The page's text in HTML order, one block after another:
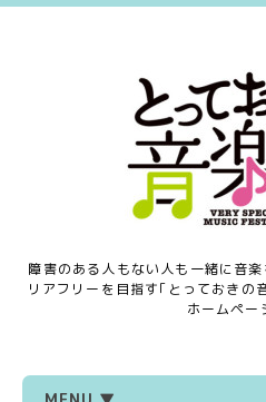
障害のある人もない人も一緒に音
リアフリーを目指す｢とっておきの
ホームペー